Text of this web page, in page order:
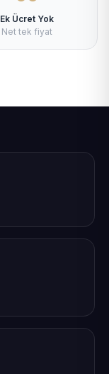
Ek Ücret Yok
Net tek fiyat